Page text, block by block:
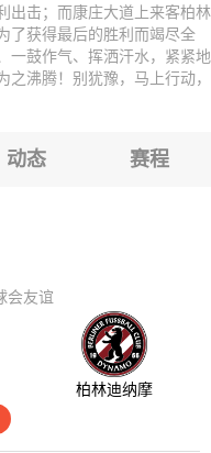
出击；而康庄大道上来客柏林
了获得最后的胜利而竭尽全
一鼓作气、挥洒汗水，紧紧地
沸腾！别犹豫，马上行动，
动态 赛程
会友谊
柏林迪纳摩